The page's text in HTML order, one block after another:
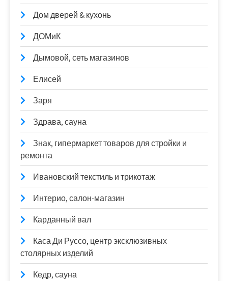
Дом дверей & кухонь
ДОМиК
Дымовой, сеть магазинов
Елисей
Заря
Здрава, сауна
Знак, гипермаркет товаров для стройки и
ремонта
Ивановский текстиль и трикотаж
Интерио, салон-магазин
Карданный вал
Каса Ди Руссо, центр эксклюзивных
столярных изделий
Кедр, сауна